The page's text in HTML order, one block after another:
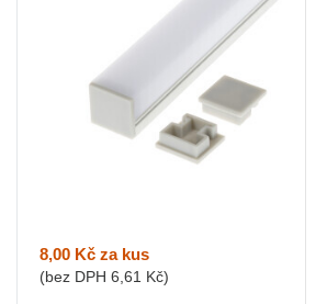
8,00 Kč za kus
(bez DPH 6,61 Kč)